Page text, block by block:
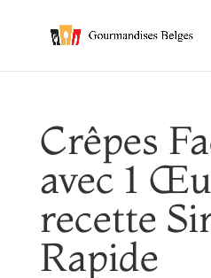
Crêpes
avec 1
recette
Rapide